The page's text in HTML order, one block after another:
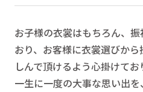
お子様の衣裳はもちろん、
おり、お客様に衣裳選びか
しんで頂けるよう心掛けてお
一生に一度の大事な思い出